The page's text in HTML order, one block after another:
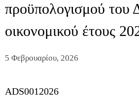
προϋπολογισμού του
οικονομικού έτους
5 Φεβρουαρίου, 2026
ADS0012026